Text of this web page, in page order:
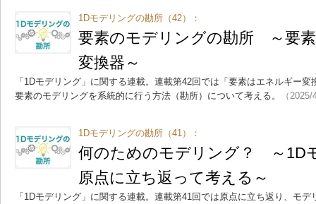
1Dモデリングの勘所（42）：
要素のモデリングの勘所 ～要
変換器～
「1Dモデリング」に関する連載。連載第42回では「要素はエネルギー
要素のモデリングを系統的に行う方法（勘所）について考える。
（
1Dモデリングの勘所（41）：
何のためのモデリング？ ～1D
原点に立ち返って考える～
「1Dモデリング」に関する連載。連載第41回では原点に立ち返り、モ